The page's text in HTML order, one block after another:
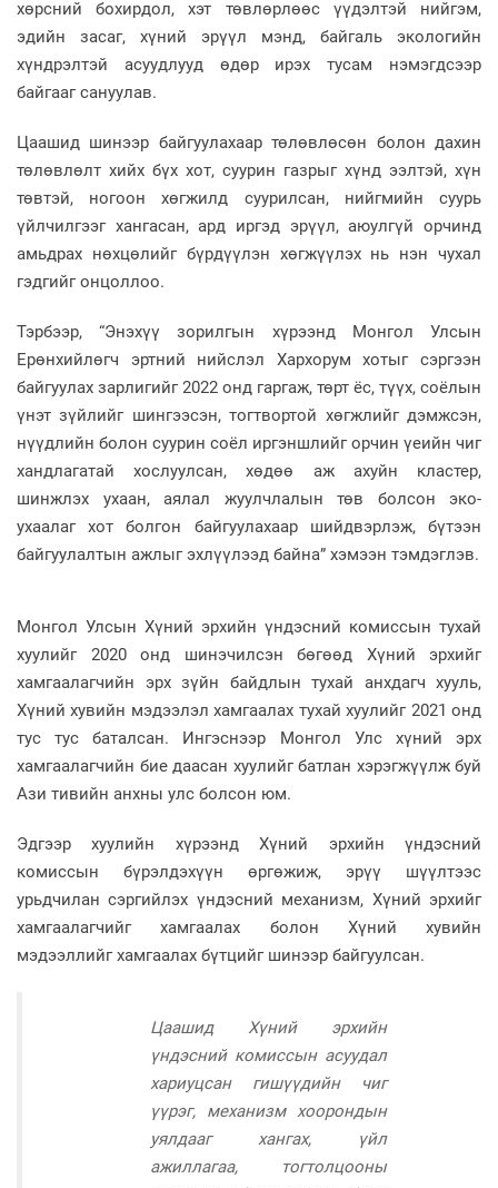
хөрсний бохирдол, хэт төвлөрлөөс үүдэлтэй нийгэм,
эдийн засаг, хүний эрүүл мэнд, байгаль экологийн
хүндрэлтэй асуудлууд өдөр ирэх тусам нэмэгдсээр
байгааг сануулав.
Цаашид шинээр байгуулахаар төлөвлөсөн болон дахин
төлөвлөлт хийх бүх хот, суурин газрыг хүнд ээлтэй, хүн
төвтэй, ногоон хөгжилд суурилсан, нийгмийн суурь
үйлчилгээг хангасан, ард иргэд эрүүл, аюулгүй орчинд
амьдрах нөхцөлийг бүрдүүлэн хөгжүүлэх нь нэн чухал
гэдгийг онцоллоо.
Тэрбээр, “Энэхүү зорилгын хүрээнд Монгол Улсын
Ерөнхийлөгч эртний нийслэл Хархорум хотыг сэргээн
байгуулах зарлигийг 2022 онд гаргаж, төрт ёс, түүх, соёлын
үнэт зүйлийг шингээсэн, тогтвортой хөгжлийг дэмжсэн,
нүүдлийн болон суурин соёл иргэншлийг орчин үеийн чиг
хандлагатай хослуулсан, хөдөө аж ахуйн кластер,
шинжлэх ухаан, аялал жуулчлалын төв болсон эко-
ухаалаг хот болгон байгуулахаар шийдвэрлэж, бүтээн
байгуулалтын ажлыг эхлүүлээд байна” хэмээн тэмдэглэв.
Монгол Улсын Хүний эрхийн үндэсний комиссын тухай
хуулийг 2020 онд шинэчилсэн бөгөөд Хүний эрхийг
хамгаалагчийн эрх зүйн байдлын тухай анхдагч хууль,
Хүний хувийн мэдээлэл хамгаалах тухай хуулийг 2021 онд
тус тус баталсан. Ингэснээр Монгол Улс хүний эрх
хамгаалагчийн бие даасан хуулийг батлан хэрэгжүүлж буй
Ази тивийн анхны улс болсон юм.
Эдгээр хуулийн хүрээнд Хүний эрхийн үндэсний
комиссын бүрэлдэхүүн өргөжиж, эрүү шүүлтээс
урьдчилан сэргийлэх үндэсний механизм, Хүний эрхийг
хамгаалагчийг хамгаалах болон Хүний хувийн
мэдээллийг хамгаалах бүтцийг шинээр байгуулсан.
Цаашид Хүний эрхийн
үндэсний комиссын асуудал
хариуцсан гишүүдийн чиг
үүрэг, механизм хоорондын
уялдааг хангах, үйл
ажиллагаа, тогтолцооны